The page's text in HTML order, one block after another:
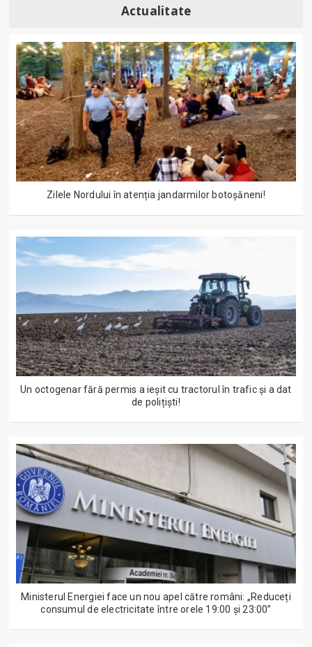
Actualitate
Zilele Nordului în atenția jandarmilor botoșăneni!
Un octogenar fără permis a ieșit cu tractorul în trafic și a dat
de polițiști!
Ministerul Energiei face un nou apel către români: „Reduceți
consumul de electricitate între orele 19:00 și 23:00”